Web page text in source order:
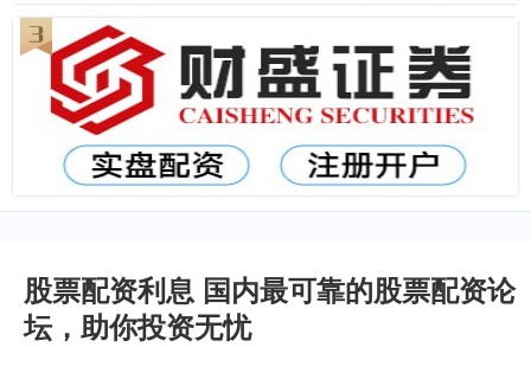
股票配资利息 国内最可靠的股票配资论
坛，助你投资无忧